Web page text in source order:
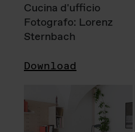
Cucina d'ufficio
Fotografo: Lorenz
Sternbach
Download